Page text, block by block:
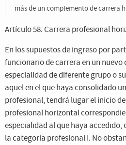
más de un complemento de carrera
Artículo 58. Carrera profesional
En los supuestos de ingreso por
funcionario de carrera en un nuevo
especialidad de diferente grupo o
aquel en el que haya consolidado
profesional, tendrá lugar el inicio
profesional horizontal
especialidad al que haya accedido,
la categoría profesional I. No